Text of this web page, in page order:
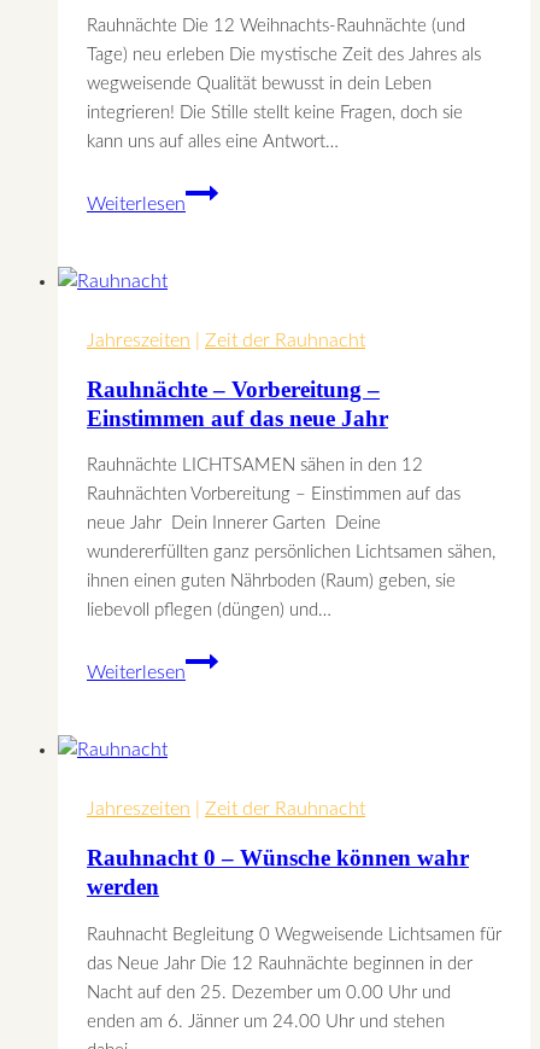
Rauhnächte Die 12 Weihnachts-Rauhnächte (und
Tage) neu erleben Die mystische Zeit des Jahres als
wegweisende Qualität bewusst in dein Leben
integrieren! Die Stille stellt keine Fragen, doch sie
kann uns auf alles eine Antwort…
Weiterlesen
Die
Tage)
erleben
Jahreszeiten Zeit der Rauhnacht
Rauhnächte – Vorbereitung –
Einstimmen auf das neue Jahr
Rauhnächte LICHTSAMEN sähen in den 12
Rauhnächten Vorbereitung – Einstimmen auf das
neue Jahr Dein Innerer Garten Deine
wundererfüllten ganz persönlichen Lichtsamen sähen,
ihnen einen guten Nährboden (Raum) geben, sie
liebevoll pflegen (düngen) und…
Weiterlesen
Rauhnächte
auf
neue
Jahreszeiten Zeit der Rauhnacht
Rauhnacht 0 – Wünsche können wahr
werden
Rauhnacht Begleitung 0 Wegweisende Lichtsamen für
das Neue Jahr Die 12 Rauhnächte beginnen in der
Nacht auf den 25. Dezember um 0.00 Uhr und
enden am 6. Jänner um 24.00 Uhr und stehen